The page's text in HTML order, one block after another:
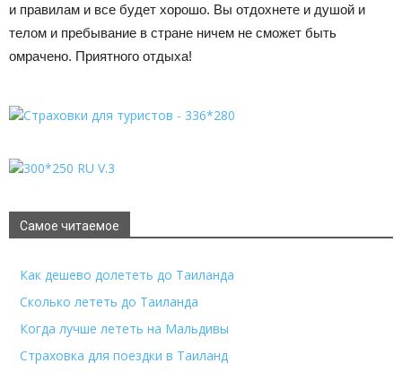
и правилам и все будет хорошо. Вы отдохнете и душой и
телом и пребывание в стране ничем не сможет быть
омрачено. Приятного отдыха!
Самое читаемое
Как дешево долететь до Таиланда
Сколько лететь до Таиланда
Когда лучше лететь на Мальдивы
Страховка для поездки в Таиланд